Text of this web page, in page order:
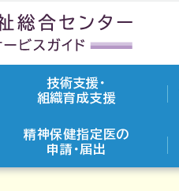
技術支援・
組織育成支援
精神保健指定医の
申請・届出